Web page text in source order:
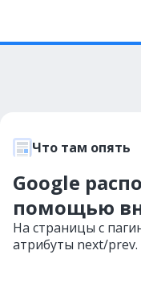
Что там опять
Google
помощью
На страницы с
атрибуты next/prev.